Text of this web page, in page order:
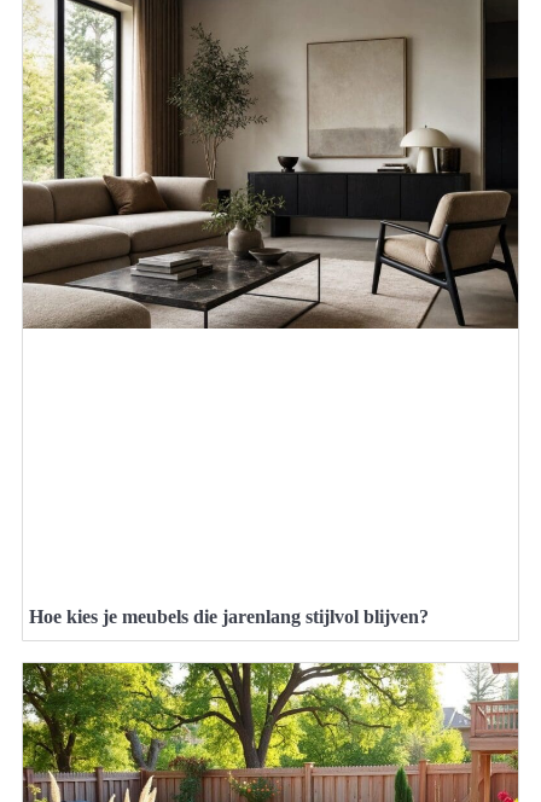
Hoe kies je meubels die jarenlang stijlvol blijven?